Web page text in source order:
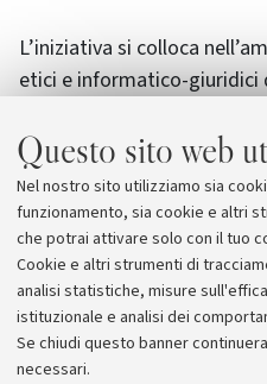
Questo sito web
Nel nostro sito utilizziamo sia
funzionamento, sia cookie e altri
che potrai attivare solo con il tuo
Cookie e altri strumenti di
analisi statistiche, misure
istituzionale e analisi dei
Se chiudi questo banner
necessari.
L’iniziativa si colloca
etici e informatico-giuridici
gruppo di studiosi che
Palmirani (Martoni, Foschi,
hanno visto il
territori delle province di